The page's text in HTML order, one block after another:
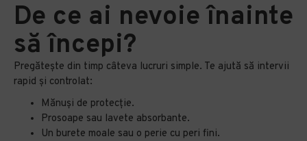
De ce ai nevoie înainte
să începi?
Pregătește din timp câteva lucruri simple. Te ajută să intervii
rapid și controlat:
Mănuși de protecție.
Prosoape sau lavete absorbante.
Un burete moale sau o perie cu peri fini.